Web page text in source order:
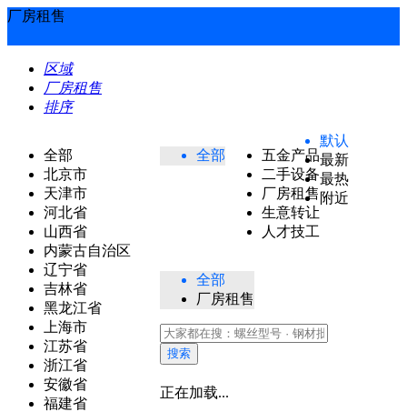
厂房租售
区域
厂房租售
排序
全部
北京市
天津市
河北省
山西省
内蒙古自治区
辽宁省
吉林省
黑龙江省
上海市
江苏省
浙江省
安徽省
福建省
全部
五金产品
二手设备
厂房租售
生意转让
人才技工
全部
厂房租售
默认
最新
最热
附近
搜索
正在加载...